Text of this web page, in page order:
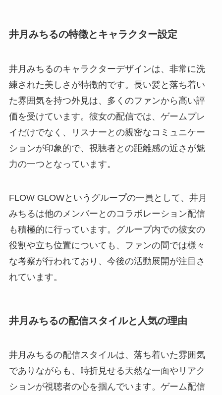
井月みちるの特徴とキャラクター設定
井月みちるのキャラクターデザインは、非常に洗
練された美しさが特徴的です。長い髪と落ち着い
た雰囲気を持つ外見は、多くのファンから高い評
価を受けています。彼女の配信では、ゲームプレ
イだけでなく、リスナーとの親密なコミュニケー
ションが印象的で、視聴者との距離感の近さが魅
力の一つとなっています。
FLOW GLOWというグループの一員として、井月
みちるは他のメンバーとのコラボレーション配信
も積極的に行っています。グループ内での彼女の
役割や立ち位置についても、ファンの間では様々
な考察が行われており、今後の活動展開が注目さ
れています。
井月みちるの配信スタイルと人気の理由
井月みちるの配信スタイルは、落ち着いた雰囲気
でありながらも、時折見せる天然な一面やリアク
ションが視聴者の心を掴んでいます。ゲーム配信